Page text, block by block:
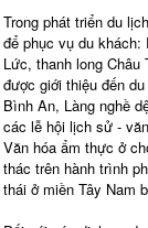
Trong phát triển du
để phục vụ du
Lức, thanh long Châu
được giới thiệu đến
Bình An, Làng nghề
các lễ hội lịch sử -
Văn hóa ẩm thực ở
thác trên hành trình
thái ở miền Tây Nam